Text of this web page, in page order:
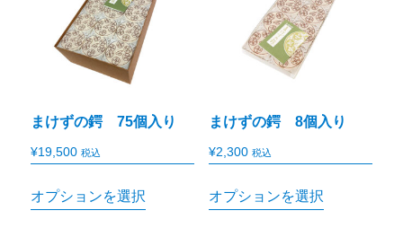
まけずの鍔 75個入り
¥19,500 税込
オプションを選択
まけずの鍔 8個入り
¥2,300 税込
オプションを選択